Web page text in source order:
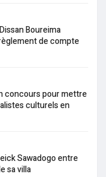
Boureima
de compte
concours pour mettre
culturels en
Sawadogo entre
sa villa